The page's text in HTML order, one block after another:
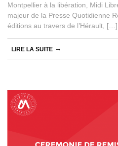
Montpellier à la libération, Midi
majeur de la Presse Quotidienne
éditions au travers de l’Hérault, […]
LIRE LA SUITE